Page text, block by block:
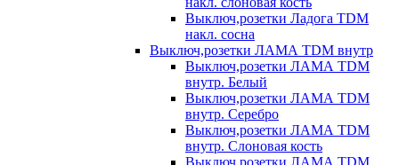
Выключ,розетки Ладога TDM
накл. сосна
Выключ,розетки ЛАМА TDM внутр
Выключ,розетки ЛАМА TDM
внутр. Белый
Выключ,розетки ЛАМА TDM
внутр. Серебро
Выключ,розетки ЛАМА TDM
внутр. Слоновая кость